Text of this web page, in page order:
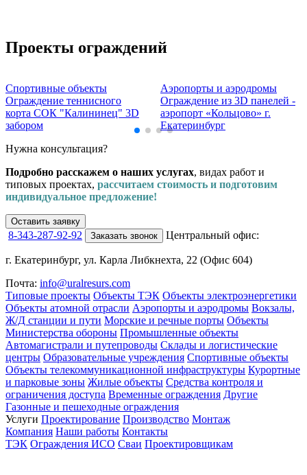
Проекты ограждений
Спортивные объекты
Ограждение теннисного
корта СОК "Калининец" 3D
забором
Аэропорты и аэродромы
Ограждение из 3D панелей -
аэропорт «Кольцово» г.
Екатеринбург
Нужна консультация?
Подробно расскажем о наших услугах, видах работ и
типовых проектах, рассчитаем стоимость и подготовим
индивидуальное предложение!
Оставить заявку
8-343-287-92-92 Заказать звонок Центральный офис:
г. Екатеринбург, ул. Карла Либкнехта, 22 (Офис 604)
Почта: info@uralresurs.com
Типовые проекты Объекты ТЭК Объекты электроэнергетики
Объекты атомной отрасли Аэропорты и аэродромы Вокзалы,
Ж/Д станции и пути Морские и речные порты Объекты
Министерства обороны Промышленные объекты
Автомагистрали и путепроводы Склады и логистические
центры Образовательные учреждения Спортивные объекты
Объекты телекоммуникационной инфраструктуры Курортные
и парковые зоны Жилые объекты Средства контроля и
ограничения доступа Временные ограждения Другие
Газонные и пешеходные ограждения
Услуги Проектирование Производство Монтаж
Компания Наши работы Контакты
ТЭК Ограждения ИСО Сваи Проектировщикам